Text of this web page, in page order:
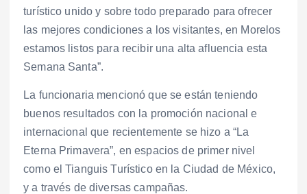
turístico unido y sobre todo preparado para ofrecer
las mejores condiciones a los visitantes, en Morelos
estamos listos para recibir una alta afluencia esta
Semana Santa”.
La funcionaria mencionó que se están teniendo
buenos resultados con la promoción nacional e
internacional que recientemente se hizo a “La
Eterna Primavera”, en espacios de primer nivel
como el Tianguis Turístico en la Ciudad de México,
y a través de diversas campañas.